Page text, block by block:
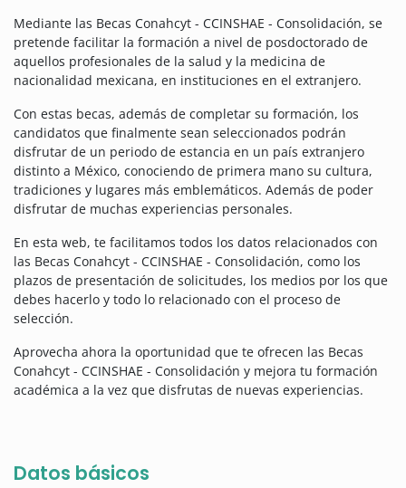
Mediante las Becas Conahcyt - CCINSHAE - Consolidación, se
pretende facilitar la formación a nivel de posdoctorado de
aquellos profesionales de la salud y la medicina de
nacionalidad mexicana, en instituciones en el extranjero.
Con estas becas, además de completar su formación, los
candidatos que finalmente sean seleccionados podrán
disfrutar de un periodo de estancia en un país extranjero
distinto a México, conociendo de primera mano su cultura,
tradiciones y lugares más emblemáticos. Además de poder
disfrutar de muchas experiencias personales.
En esta web, te facilitamos todos los datos relacionados con
las Becas Conahcyt - CCINSHAE - Consolidación, como los
plazos de presentación de solicitudes, los medios por los que
debes hacerlo y todo lo relacionado con el proceso de
selección.
Aprovecha ahora la oportunidad que te ofrecen las Becas
Conahcyt - CCINSHAE - Consolidación y mejora tu formación
académica a la vez que disfrutas de nuevas experiencias.
Datos básicos